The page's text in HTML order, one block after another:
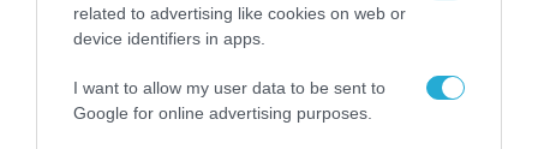
related to advertising like cookies on web or
device identifiers in apps.
I want to allow my user data to be sent to
Google for online advertising purposes.
Η Samsung γιορτάζει 20 χρόνια
ως το Νο.1 brand τηλεοράσεων
παγκοσμίως με τον θρύλο του
ποδοσφαίρου Thierry Henry